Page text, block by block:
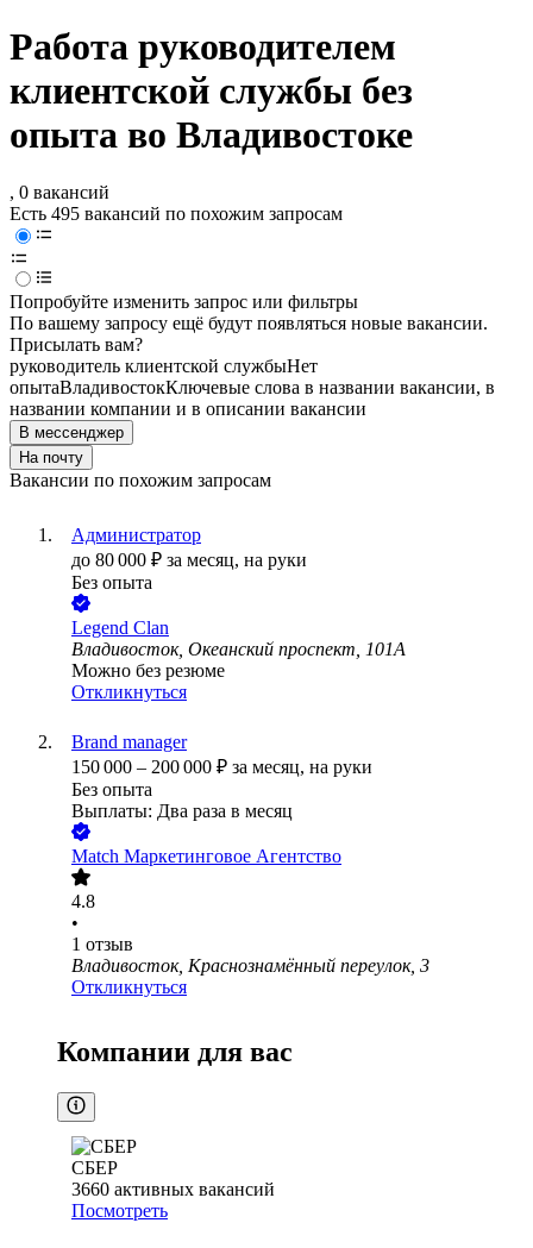
Работа руководителем
клиентской службы без
опыта во Владивостоке
, 0 вакансий
Есть 495 вакансий по похожим запросам
Попробуйте изменить запрос или фильтры
По вашему запросу ещё будут появляться новые вакансии.
Присылать вам?
руководитель клиентской службыНет
опытаВладивостокКлючевые слова в названии вакансии, в
названии компании и в описании вакансии
В мессенджер
На почту
Вакансии по похожим запросам
Администратор
до 80 000 ₽ за месяц, на руки
Без опыта
Legend Clan
Владивосток, Океанский проспект, 101А
Можно без резюме
Откликнуться
Brand manager
150 000 – 200 000 ₽ за месяц, на руки
Без опыта
Выплаты: Два раза в месяц
Match Маркетинговое Агентство
4.8
•
1 отзыв
Владивосток, Краснознамённый переулок, 3
Откликнуться
Компании для вас
СБЕР
3660 активных вакансий
Посмотреть